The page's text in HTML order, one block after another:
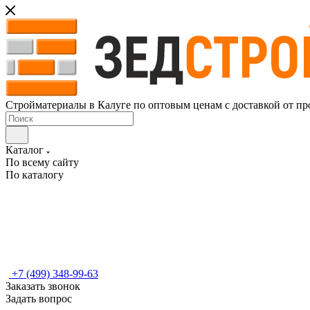
Стройматериалы в Калуге по оптовым ценам с доставкой от
Каталог
По всему сайту
По каталогу
+7 (499) 348-99-63
Заказать звонок
Задать вопрос